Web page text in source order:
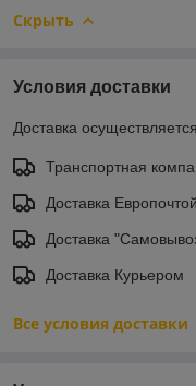
Скрыть
Условия доставки
Доставка
Транспортная
Доставка Европочтой
Доставка
Доставка Курьером
Все условия доставки